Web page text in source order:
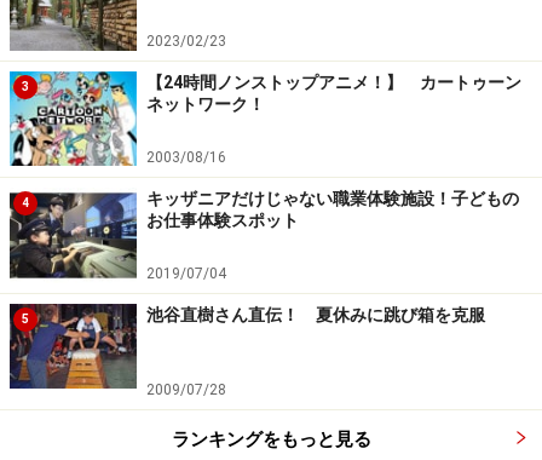
2023/02/23
3
【24時間ノンストップアニメ！】 カートゥーン
ネットワーク！
2003/08/16
4
キッザニアだけじゃない職業体験施設！子どもの
お仕事体験スポット
2019/07/04
5 池谷直樹さん直伝！ 夏休みに跳び箱を克服
2009/07/28
ランキングをもっと見る